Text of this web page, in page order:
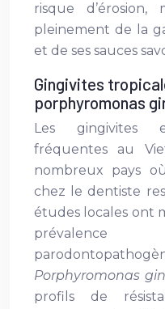
risque
pleinement de la
et de ses sauces
Gingivites
porphyromonas
Les gingivites
fréquentes au
nombreux pays
chez le dentiste
études locales ont
Porphyromonas
profils de